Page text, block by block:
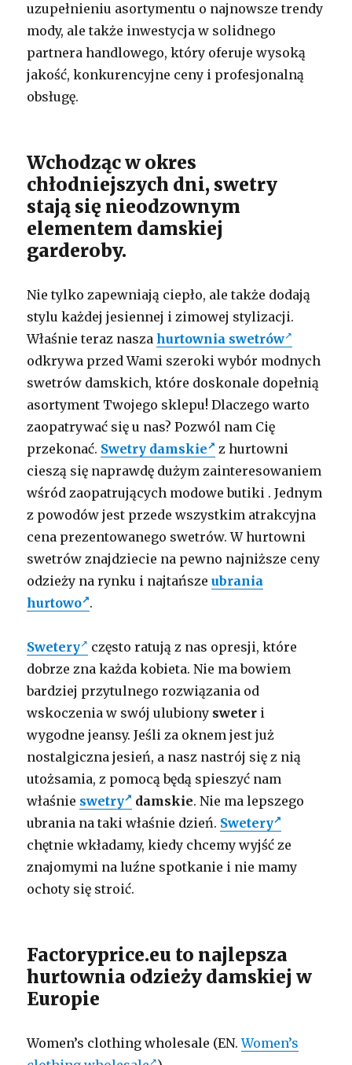
uzupełnieniu asortymentu o najnowsze trendy
mody, ale także inwestycja w solidnego
partnera handlowego, który oferuje wysoką
jakość, konkurencyjne ceny i profesjonalną
obsługę.
Wchodząc w okres
chłodniejszych dni, swetry
stają się nieodzownym
elementem damskiej
garderoby.
Nie tylko zapewniają ciepło, ale także dodają
stylu każdej jesiennej i zimowej stylizacji.
Właśnie teraz naszahurtownia swetrów
odkrywa przed Wami szeroki wybór modnych
swetrów damskich, które doskonale dopełnią
asortyment Twojego sklepu! Dlaczego warto
zaopatrywać się u nas? Pozwól nam Cię
przekonać. Swetry damskie
z hurtowni
cieszą się naprawdę dużym zainteresowaniem
wśród zaopatrujących modowe butiki . Jednym
z powodów jest przede wszystkim atrakcyjna
cena prezentowanego swetrów. W hurtowni
swetrów znajdziecie na pewno najniższe ceny
odzieży na rynku i najtańszeubrania
hurtowo .
Swetery
często ratują z nas opresji, które
dobrze zna każda kobieta. Nie ma bowiem
bardziej przytulnego rozwiązania od
wskoczenia w swój ulubiony sweter i
wygodne jeansy. Jeśli za oknem jest już
nostalgiczna jesień, a nasz nastrój się z nią
utożsamia, z pomocą będą spieszyć nam
właśnie swetry damskie. Nie ma lepszego
ubrania na taki właśnie dzień. Swetery
chętnie wkładamy, kiedy chcemy wyjść ze
znajomymi na luźne spotkanie i nie mamy
ochoty się stroić.
Factoryprice.eu to najlepsza
hurtownia odzieży damskiej w
Europie
Women’s clothing wholesale (EN.Women’s